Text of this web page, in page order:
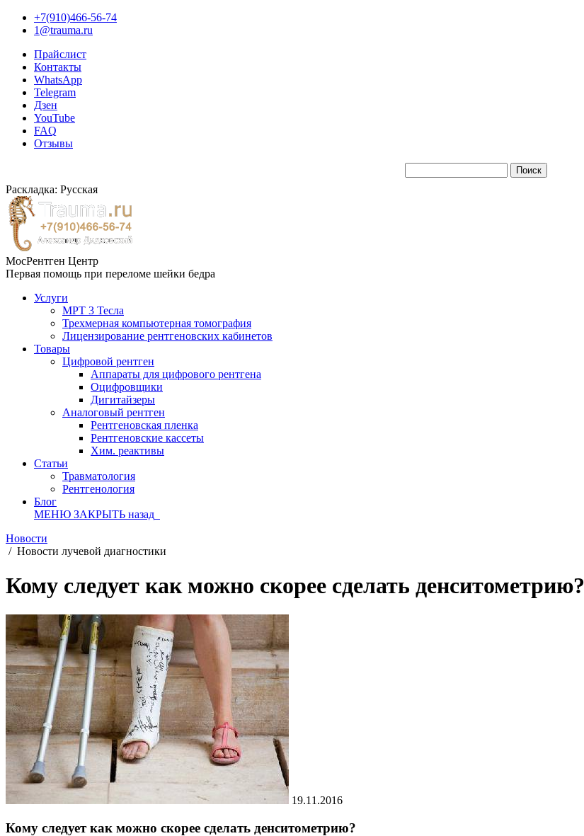
+7(910)466-56-74
1@trauma.ru
Прайслист
Контакты
WhatsApp
Telegram
Дзен
YouTube
FAQ
Отзывы
Раскладка: Русская
МосРентген Центр
Первая помощь при переломе шейки бедра
Услуги
МРТ 3 Тесла
Трехмерная компьютерная томография
Лицензирование рентгеновских кабинетов
Товары
Цифровой рентген
Аппараты для цифрового рентгена
Оцифровщики
Дигитайзеры
Аналоговый рентген
Рентгеновская пленка
Рентгеновские кассеты
Хим. реактивы
Статьи
Травматология
Рентгенология
Блог
МЕНЮ ЗАКРЫТЬ назад
Новости
/ Новости лучевой диагностики
Кому следует как можно скорее сделать денситометрию?
19.11.2016
Кому следует как можно скорее сделать денситометрию?